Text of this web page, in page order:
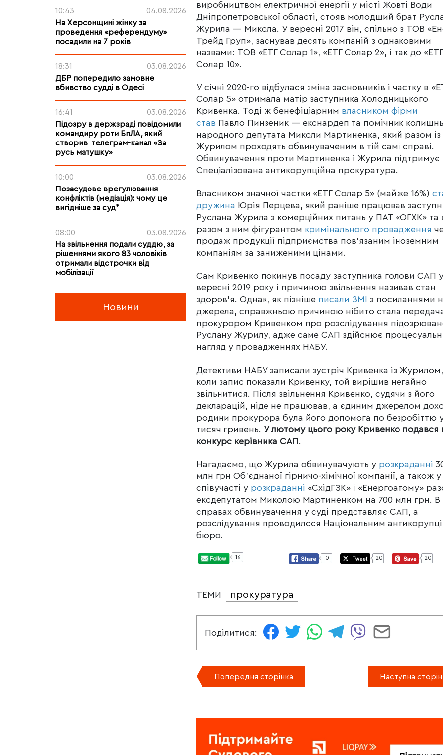
10:43
04.08.2026
На Херсонщині жінку за
проведення «референдуму»
посадили на 7 років
18:31
03.08.2026
ДБР попередило замовне
вбивство судді в Одесі
16:41
03.08.2026
Підозру в держзраді повідомили
командиру роти БпЛА, який
створив телеграм-канал «За
русь матушку»
10:00
03.08.2026
Позасудове врегулювання
конфліктів (медіація): чому це
вигідніше за суд*
08:00
03.08.2026
На звільнення подали суддю, за
рішеннями якого 83 чоловіків
отримали відстрочки від
мобілізації
Новини
виробництвом електричної енергії у місті Жовті Води
Дніпропетровської області, стояв молодший брат
Журила — Микола. У вересні 2017 він, спільно з ТОВ
Трейд Груп», заснував десять компаній з однаковими
назвами: ТОВ «ЕТГ Солар 1», «ЕТГ Солар 2», і так до «ЕТГ
Солар 10».
У січні 2020-го відбулася зміна засновників і частку в
Солар 5» отримала матір заступника Холодницького
Кривенка. Тоді ж бенефіціарним власником фірми
став Павло Пинзеник — екснардеп та помічник
народного депутата Миколи Мартиненка, який разом із
Журилом проходять обвинуваченим в тій самі справі.
Обвинувачення проти Мартиненка і Журила підтримує
Спеціалізована антикорупційна прокуратура.
Власником значної частки «ЕТГ Солар 5» (майже 16%)
дружина Юрія Перцева, який раніше працював
Руслана Журила з комерційних питань у ПАТ «ОГХК» та
разом з ним фігурантом кримінального провадження
продаж продукції підприємства пов’язаним іноземним
компаніям за заниженими цінами.
Сам Кривенко покинув посаду заступника голови САП у
вересні 2019 року і причиною звільнення називав стан
здоров’я. Однак, як пізніше писали ЗМІ з посиланнями
джерела, справжньою причиною нібито стала
прокурором Кривенком про розслідування
Руслану Журилу, адже саме САП здійснює
нагляд у провадженнях НАБУ.
Детективи НАБУ записали зустріч Кривенка із Журилом,
коли запис показали Кривенку, той вирішив негайно
звільнитися. Після звільнення Кривенко, судячи з його
декларацій, ніде не працював, а єдиним джерелом
родини прокурора була його допомога по безробіттю
тисяч гривень. У лютому цього року Кривенко подався
конкурс керівника САП.
Нагадаємо, що Журила обвинувачують у розкраданні
млн грн Об’єднаної гірничо-хімічної компанії, а також у
співучасті у розкраданні «СхідГЗК» і «Енергоатому»
ексдепутатом Миколою Мартиненком на 700 млн грн. В
справах обвинувачення у суді представляє САП, а
розслідування проводилося Національним
бюро.
16 0 20 20
ТЕМИ прокуратура
Поділитися:
Попередня сторінка Наступна